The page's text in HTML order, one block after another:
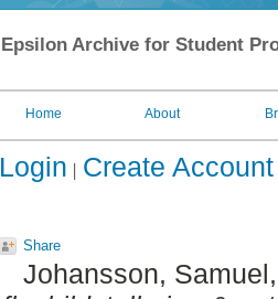
Epsilon Archive for Student
Home About
Login Create Account
Share
Johansson, Samuel